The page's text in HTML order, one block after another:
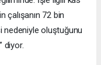
çalışanın 72 bin
nedeniyle oluştuğunu
diyor.